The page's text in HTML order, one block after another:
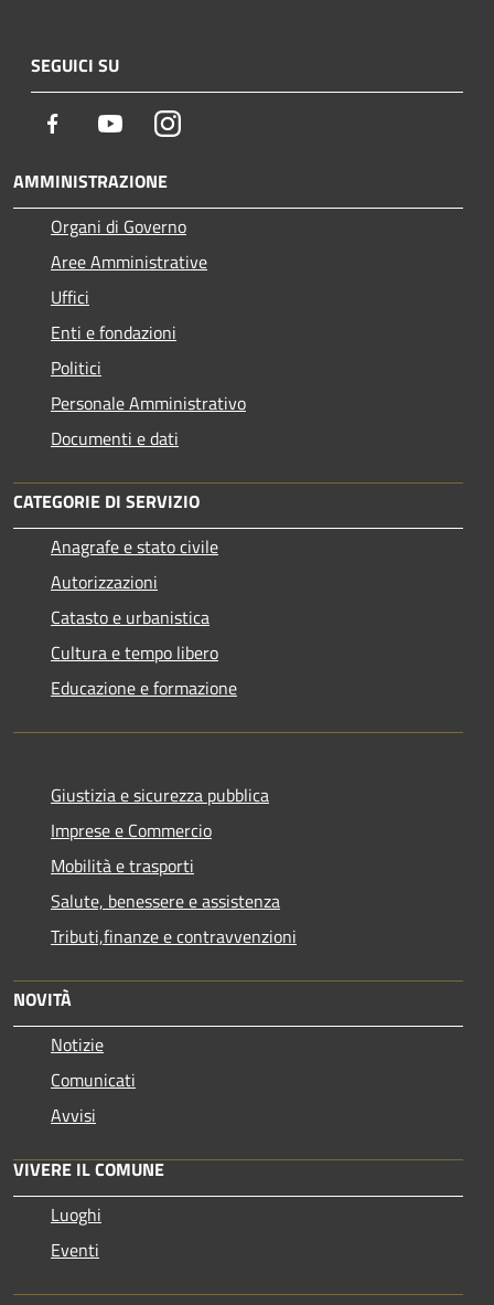
SEGUICI SU
Facebook YoutubeInstagram
AMMINISTRAZIONE
Organi di Governo
Aree Amministrative
Uffici
Enti e fondazioni
Politici
Personale Amministrativo
Documenti e dati
CATEGORIE DI SERVIZIO
Anagrafe e stato civile
Autorizzazioni
Catasto e urbanistica
Cultura e tempo libero
Educazione e formazione
Giustizia e sicurezza pubblica
Imprese e Commercio
Mobilità e trasporti
Salute, benessere e assistenza
Tributi,finanze e contravvenzioni
NOVITÀ
Notizie
Comunicati
Avvisi
VIVERE IL COMUNE
Luoghi
Eventi